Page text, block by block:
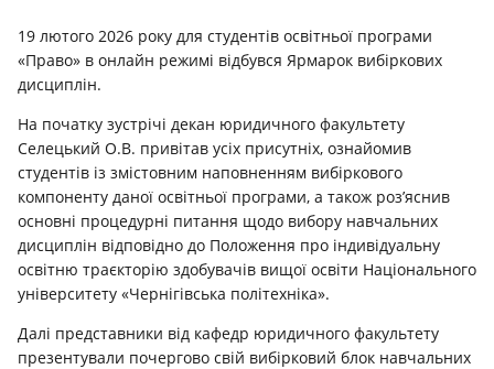
19 лютого 2026 року для студентів освітньої програми
«Право» в онлайн режимі відбувся Ярмарок вибіркових
дисциплін.
На початку зустрічі декан юридичного факультету
Селецький О.В. привітав усіх присутніх, ознайомив
студентів із змістовним наповненням вибіркового
компоненту даної освітньої програми, а також роз’яснив
основні процедурні питання щодо вибору навчальних
дисциплін відповідно до Положення про індивідуальну
освітню траєкторію здобувачів вищої освіти Національного
університету «Чернігівська політехніка».
Далі представники від кафедр юридичного факультету
презентували почергово свій вибірковий блок навчальних